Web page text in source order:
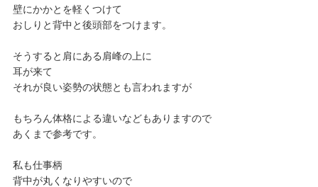
壁にかかとを軽くつけて
おしりと背中と後頭部をつけます。
そうすると肩にある肩峰の上に
耳が来て
それが良い姿勢の状態とも言われますが
もちろん体格による違いなどもありますので
あくまで参考です。
私も仕事柄
背中が丸くなりやすいので